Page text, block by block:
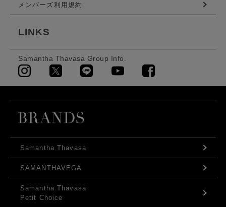
メンバーズ利用規約
LINKS
Samantha Thavasa Group Info.
Samantha Thavasa
SAMANTHAVEGA
Samantha Thavasa
Petit Choice